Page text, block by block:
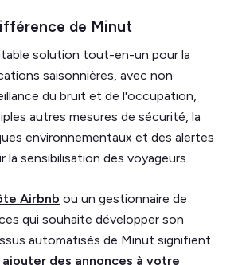
de Minut
solution tout-en-un pour la
saisonnières, avec non
du bruit et de l'occupation,
autres mesures de sécurité, la
environnementaux et des alertes
sensibilisation des voyageurs.
Airbnb ou un gestionnaire de
qui souhaite développer son
automatisés de Minut signifient
des annonces à votre